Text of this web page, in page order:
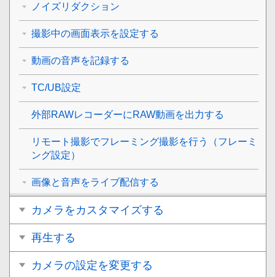
ノイズリダクション
撮影中の画面表示を設定する
動画の音声を記録する
TC/UB設定
外部RAWレコーダーにRAW動画を出力する
リモート撮影でフレーミング撮影を行う（フレーミ
ング設定）
画像と音声をライブ配信する
カメラをカスタマイズする
再生する
カメラの設定を変更する